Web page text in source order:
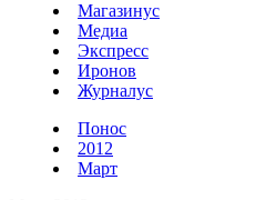
Магазинус
Медиа
Экспресс
Иронов
Журналус
Понос
2012
Март